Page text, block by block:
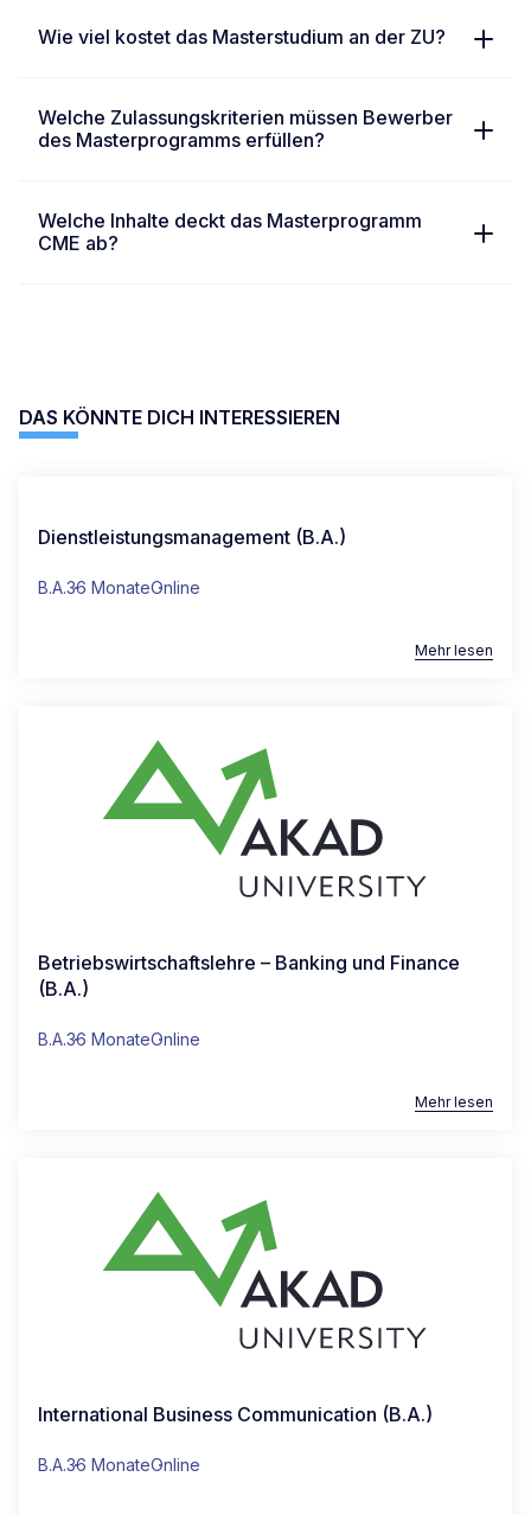
Wie viel kostet das Masterstudium an der ZU?
Welche Zulassungskriterien müssen Bewerber
des Masterprogramms erfüllen?
Welche Inhalte deckt das Masterprogramm
CME ab?
DAS KÖNNTE DICH INTERESSIEREN
Dienstleistungsmanagement (B.A.)
B.A.36 MonateOnline
Mehr lesen
Betriebswirtschaftslehre – Banking und Finance
(B.A.)
B.A.36 MonateOnline
Mehr lesen
International Business Communication (B.A.)
B.A.36 MonateOnline